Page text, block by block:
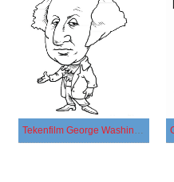
Tekenfilm George Washington